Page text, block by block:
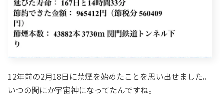
12年前の2月18日に禁煙を始めたことを思い出せました。
いつの間にか宇宙神になってたんですね。